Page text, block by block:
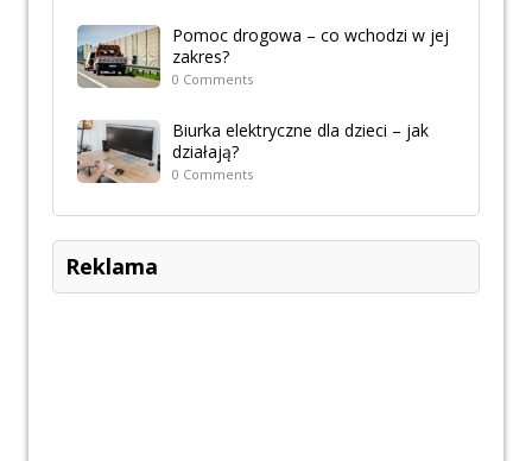
Pomoc drogowa – co wchodzi w jej
zakres?
0 Comments
Biurka elektryczne dla dzieci – jak
działają?
0 Comments
Reklama